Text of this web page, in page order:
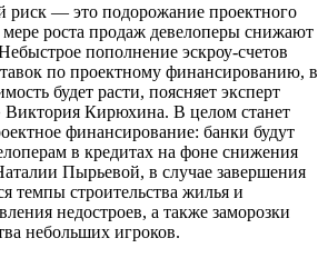
— это подорожание проектного
роста продаж девелоперы снижают
пополнение эскроу-счетов
по проектному финансированию, в
будет расти, поясняет эксперт
Кирюхина. В целом станет
финансирование: банки будут
в кредитах на фоне снижения
Пырьевой, в случае завершения
темпы строительства жилья и
недостроев, а также заморозки
небольших игроков.